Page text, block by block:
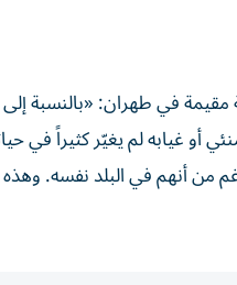
وهي رسامة مقيمة في طهران:
أو غيابه لم يغيّر كثيراً في
من أنهم في البلد نفسه.